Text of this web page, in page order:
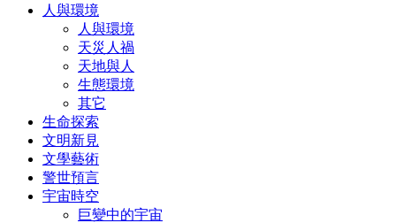
人與環境
人與環境
天災人禍
天地與人
生態環境
其它
生命探索
文明新見
文學藝術
警世預言
宇宙時空
巨變中的宇宙